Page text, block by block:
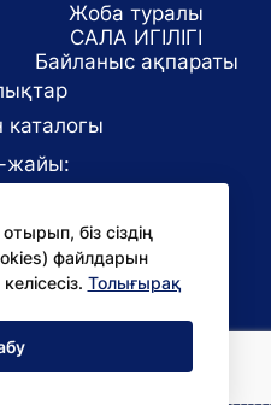
біз сіздің
файлдарын
Толығырақ
Жоба туралы
САЛА ИГІЛІГІ
Байланыс ақпараты
каталогы
жайы: